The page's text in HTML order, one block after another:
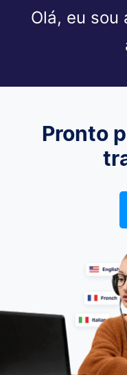
Olá, eu sou
Pronto